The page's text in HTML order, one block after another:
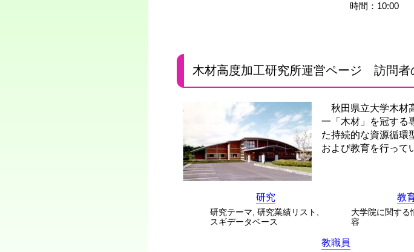
時間：10:00
木材高度加工研究所運営ページ 訪問者
秋田県立大学木材
一「木材」を冠する
た持続的な資源循環
および教育を行って
研究
研究テーマ, 研究業績リスト,
スギデータベース
教
大学院に関する
容
教職員